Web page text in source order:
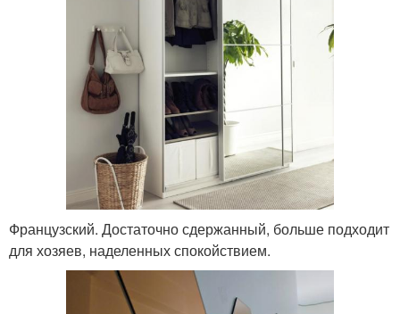
Французский. Достаточно сдержанный, больше подходит
для хозяев, наделенных спокойствием.